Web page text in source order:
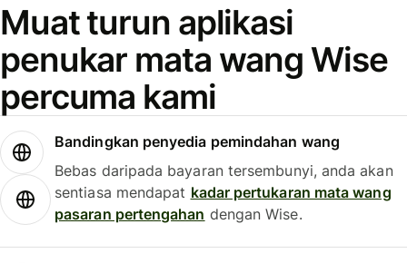
Muat turun aplikasi
penukar mata wang Wise
percuma kami
Bandingkan penyedia pemindahan wang
Bebas daripada bayaran tersembunyi, anda akan
sentiasa mendapat kadar pertukaran mata wang
pasaran pertengahan dengan Wise.